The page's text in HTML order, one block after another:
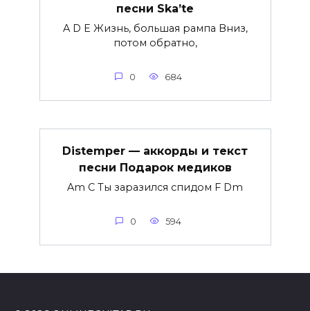
песни Ska’te
A D E Жизнь, большая рампа Вниз,
потом обратно,
0 684
Distemper — аккорды и текст
песни Подарок медиков
Am C Ты заразился спидом F Dm
0 594